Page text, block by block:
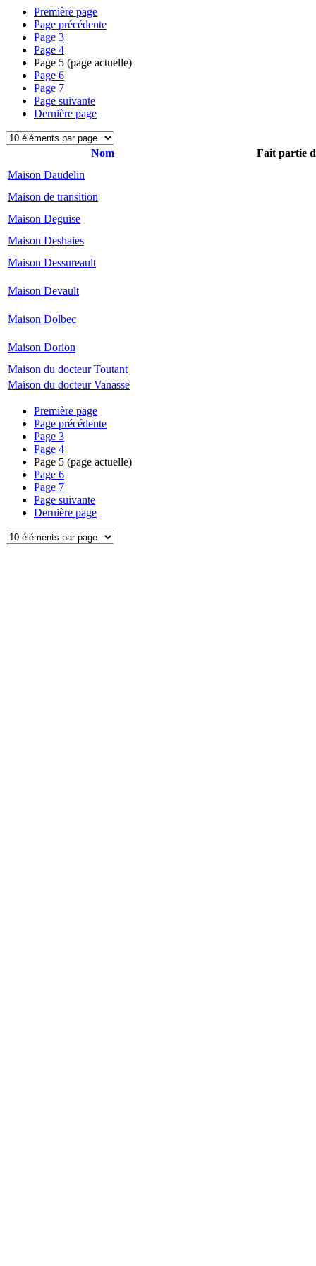
Première page
Page précédente
Page 3
Page 4
Page 5 (page actuelle)
Page 6
Page 7
Page suivante
Dernière page
Nom
Fait partie
Maison Daudelin
Maison de transition
Maison Deguise
Maison Deshaies
Maison Dessureault
Maison Devault
Maison Dolbec
Maison Dorion
Maison du docteur Toutant
Maison du docteur Vanasse
Première page
Page précédente
Page 3
Page 4
Page 5 (page actuelle)
Page 6
Page 7
Page suivante
Dernière page